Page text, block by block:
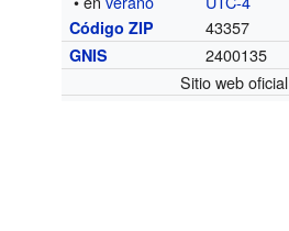
Código ZIP 43357
GNIS
2400135
Sitio web oficial